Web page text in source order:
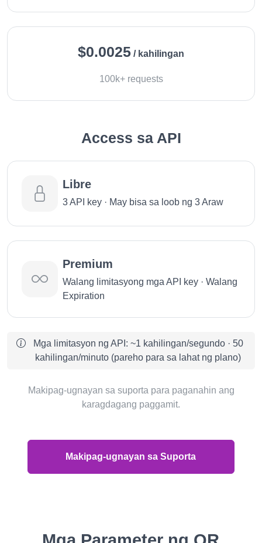
$0.0025 / kahilingan
100k+ requests
Access sa API
Libre
3 API key · May bisa sa loob ng 3 Araw
Premium
Walang limitasyong mga API key · Walang
Expiration
Mga limitasyon ng API: ~1 kahilingan/segundo · 50
kahilingan/minuto (pareho para sa lahat ng plano)
Makipag-ugnayan sa suporta para paganahin ang
karagdagang paggamit.
Makipag-ugnayan sa Suporta